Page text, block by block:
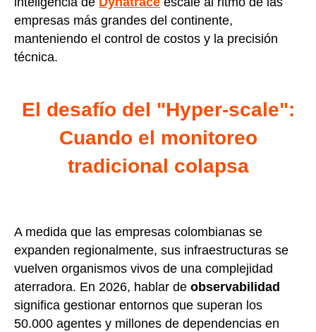
empresas más grandes del continente,
manteniendo el control de costos y la precisión
técnica.
El desafío del "Hyper-scale":
Cuando el monitoreo
tradicional colapsa
A medida que las empresas colombianas se
expanden regionalmente, sus infraestructuras se
vuelven organismos vivos de una complejidad
aterradora. En 2026, hablar de observabilidad
significa gestionar entornos que superan los
50.000 agentes y millones de dependencias en